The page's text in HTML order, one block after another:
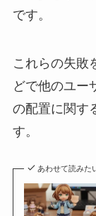
です。
これらの失敗
どで他のユー
の配置に関す
す。
あわせて読みた